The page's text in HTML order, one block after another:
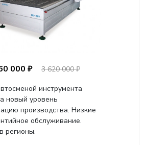
000 ₽
3 620 000 ₽
инструмента
новый уровень
производства. Низкие
обслуживание.
регионы.